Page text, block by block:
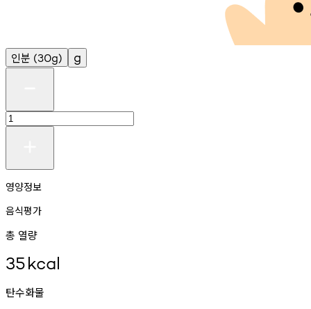
인분 (30g) g
영양정보
음식평가
총 열량
35kcal
탄수화물